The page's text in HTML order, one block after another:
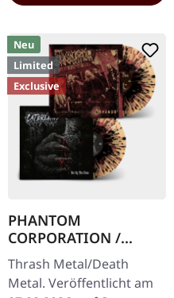
Neu
Limited
Exclusive
PHANTOM
CORPORATION /
CATBREATH ·
Commando / Die By
The Claw |
Thrash Metal/Death
Metal. Veröffentlicht am